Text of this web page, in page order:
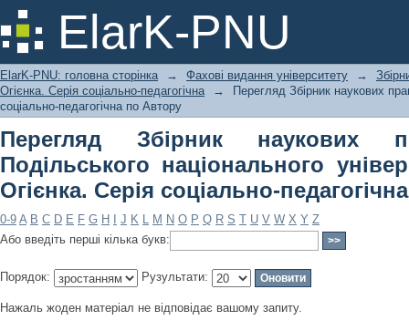
ElarK-PNU
Перегляд Збірник наукових
університету імені Івана Огієнка.
ElarK-PNU: головна сторінка → Фахові видання університету →
Огієнка. Серія соціально-педагогічна
→
Перегляд Збірник наукових
соціально-педагогічна по Автору
Перегляд Збірник наукових
Подільського національного
Огієнка. Серія соціально-
0-9 A B C D E F G H J K L M N O P Q R S T U V W X Y Z
Або введіть перші кілька букв:
Порядок: Рузультати:
Нажаль жоден матеріал не відповідає вашому запиту.